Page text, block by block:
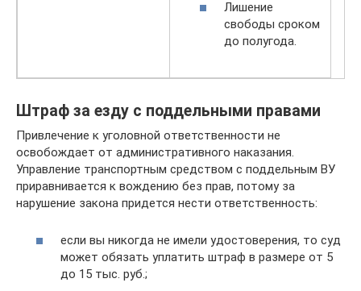
Лишение
свободы сроком
до полугода.
Штраф за езду с поддельными правами
Привлечение к уголовной ответственности не
освобождает от административного наказания.
Управление транспортным средством с поддельным ВУ
приравнивается к вождению без прав, потому за
нарушение закона придется нести ответственность:
если вы никогда не имели удостоверения, то суд
может обязать уплатить штраф в размере от 5
до 15 тыс. руб.;